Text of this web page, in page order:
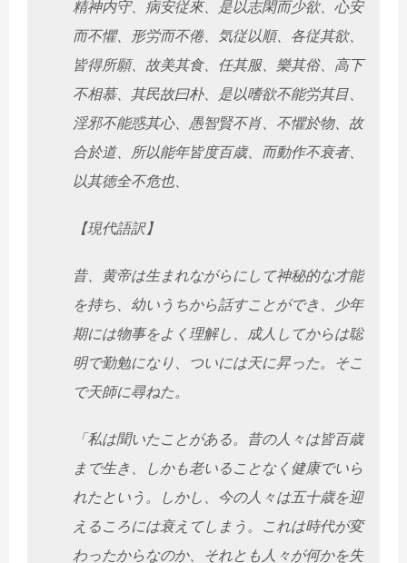
精神内守、病安従來、是以志閑而少欲、心安
而不懼、形労而不倦、気従以順、各従其欲、
皆得所願、故美其食、任其服、樂其俗、高下
不相慕、其民故曰朴、是以嗜欲不能労其目、
淫邪不能惑其心、愚智賢不肖、不懼於物、故
合於道、所以能年皆度百歳、而動作不衰者、
以其徳全不危也、
【現代語訳】
昔、黄帝は生まれながらにして神秘的な才能
を持ち、幼いうちから話すことができ、少年
期には物事をよく理解し、成人してからは聡
明で勤勉になり、ついには天に昇った。そこ
で天師に尋ねた。
「私は聞いたことがある。昔の人々は皆百歳
まで生き、しかも老いることなく健康でいら
れたという。しかし、今の人々は五十歳を迎
えるころには衰えてしまう。これは時代が変
わったからなのか、それとも人々が何かを失